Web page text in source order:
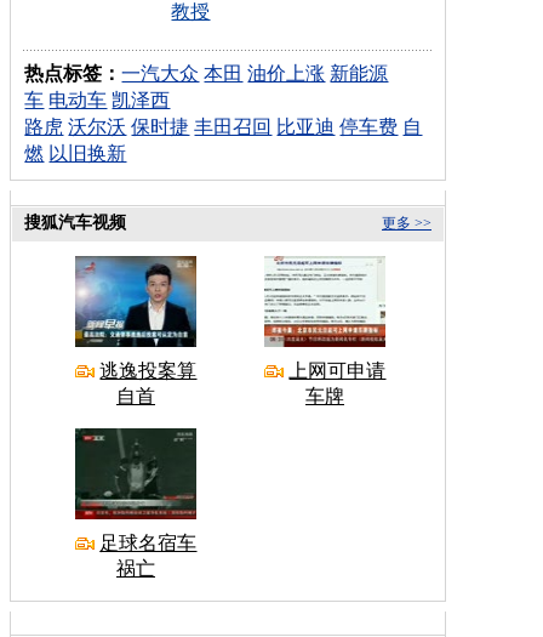
教授
热点标签：一汽大众 本田 油价上涨 新能源
车 电动车 凯泽西
路虎 沃尔沃 保时捷 丰田召回 比亚迪 停车费 自
燃 以旧换新
更多 >>
搜狐汽车视频
逃逸投案算
自首
上网可申请
车牌
足球名宿车
祸亡